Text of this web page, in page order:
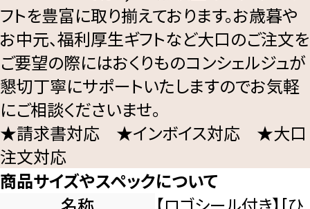
フトを豊富に取り揃えております。お歳暮や
お中元、福利厚生ギフトなど大口のご注文を
ご要望の際にはおくりものコンシェルジュが
懇切丁寧にサポートいたしますのでお気軽
にご相談くださいませ。
★請求書対応 ★インボイス対応 ★大口
注文対応
商品サイズやスペックについて